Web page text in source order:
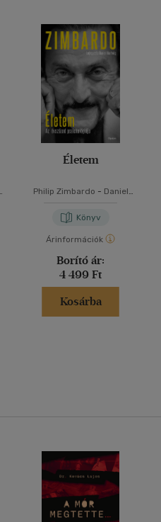
Életem
Philip Zimbardo - Daniel
Könyv
Árinformációk
Borító ár:
4 499 Ft
Kosárba